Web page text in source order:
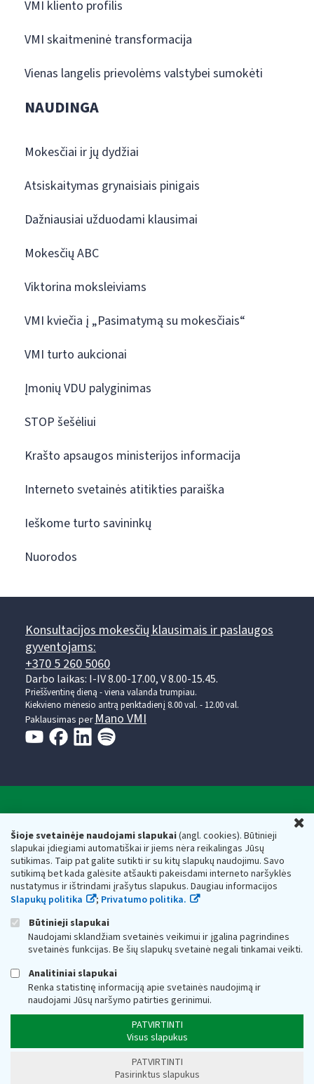
Šioje svetainėje naudojami slapukai(angl. cookies). Būtinieji
slapukai įdiegiami automatiškai ir jiems nėra reikalingas Jūsų
sutikimas. Taip pat galite sutikti ir su kitų slapukų naudojimu. Savo
sutikimą bet kada galėsite atšaukti pakeisdami interneto naršyklės
nustatymus ir ištrindami įrašytus slapukus. Daugiau informacijos
Slapukų politika
; Privatumo politika.
Būtinieji slapukai
Naudojami sklandžiam svetainės veikimui ir įgalina pagrindines
svetainės funkcijas. Be šių slapukų svetainė negali tinkamai veikti.
Analitiniai slapukai
Renka statistinę informaciją apie svetainės naudojimą ir
naudojami Jūsų naršymo patirties gerinimui.
PATVIRTINTI
Visus slapukus
PATVIRTINTI
Pasirinktus slapukus
VMI kliento profilis
VMI skaitmeninė transformacija
Vienas langelis prievolėms valstybei sumokėti
NAUDINGA
Mokesčiai ir jų dydžiai
Atsiskaitymas grynaisiais pinigais
Dažniausiai užduodami klausimai
Mokesčių ABC
Viktorina moksleiviams
VMI kviečia į „Pasimatymą su mokesčiais“
VMI turto aukcionai
Įmonių VDU palyginimas
STOP šešėliui
Krašto apsaugos ministerijos informacija
Interneto svetainės atitikties paraiška
Ieškome turto savininkų
Nuorodos
Konsultacijos mokesčių klausimais ir paslaugos
gyventojams:
+370 5 260 5060
Darbo laikas: I-IV 8.00-17.00, V 8.00-15.45.
Prieššventinę dieną - viena valanda trumpiau.
Kiekvieno mėnesio antrą penktadienį 8.00 val. - 12.00 val.
Paklausimas per Mano VMI
Respublikos finansų ministerijos
Biudžetinė įstaiga. Juridinio asmens kodas — 188659752,
adresas: Vasario 16-osios g. 14, 01107 Vilnius, Lietuva, el.paštas:
vmi@vmi.lt, E. pristatymo dėžutės adresas 188659752
Duomenys apie Valstybinę mokesčių inspekciją prie Lietuvos
Respublikos finansų ministerijos kaupiami ir saugomi Juridinių